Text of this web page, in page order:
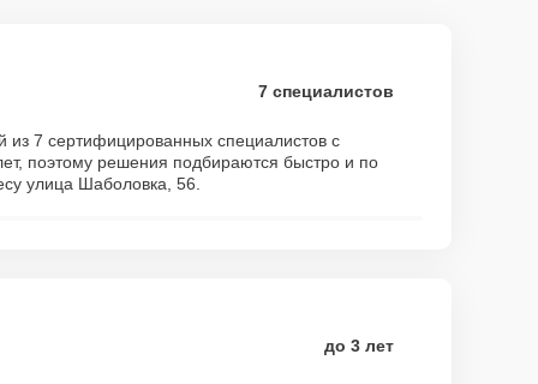
7 специалистов
из 7 сертифицированных специалистов с
поэтому решения подбираются быстро и по
улица Шаболовка, 56.
до 3 лет